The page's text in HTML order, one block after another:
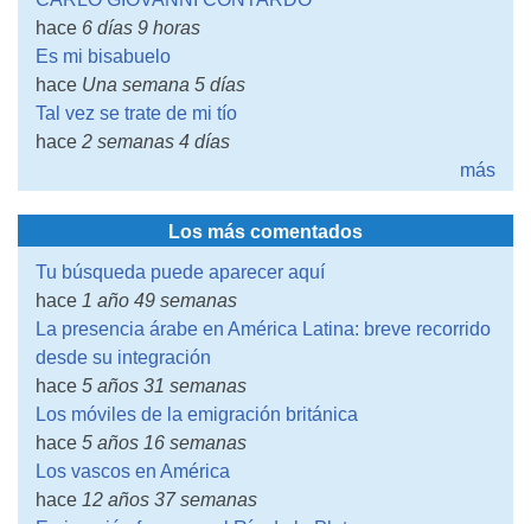
hace 6 días 9 horas
Es mi bisabuelo
hace Una semana 5 días
Tal vez se trate de mi tío
hace 2 semanas 4 días
más
Los más comentados
Tu búsqueda puede aparecer aquí
hace 1 año 49 semanas
La presencia árabe en América Latina: breve recorrido
desde su integración
hace 5 años 31 semanas
Los móviles de la emigración británica
hace 5 años 16 semanas
Los vascos en América
hace 12 años 37 semanas